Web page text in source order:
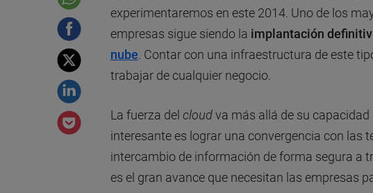
experimentaremos en este 2014. Uno de los
empresas sigue siendo la implantación
nube . Contar con una infraestructura de este
trabajar de cualquier negocio.
La fuerza del cloudva más allá de su
interesante es lograr una convergencia con las
intercambio de información de forma segura a
es el gran avance que necesitan las empresas